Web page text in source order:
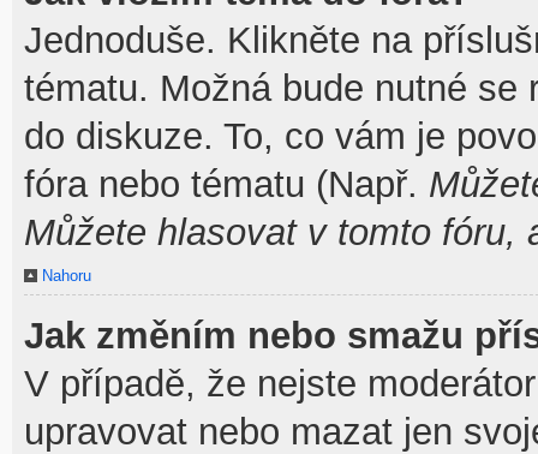
Jednoduše. Klikněte na
tématu. Možná bude nutné se
do diskuze. To, co vám je
fóra nebo tématu (Např.
Můžete hlasovat v tomto fóru,
Nahoru
Jak změním nebo smažu
V případě, že nejste
upravovat nebo mazat jen